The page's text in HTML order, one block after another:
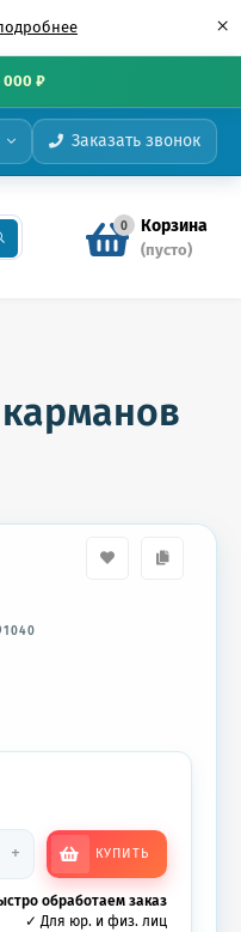
×
000 ₽
Заказать звонок
0 Корзина
(пусто)
+ КУПИТЬ
обработаем заказ
✓ Для юр. и физ. лиц